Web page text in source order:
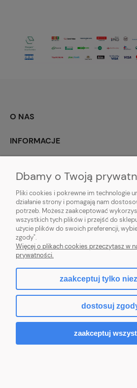
O NAS
INFORMACJE
POMOC
Hurtownia kosmetyczna Zby-Mal | ul.
Wlkp. | NIP: 5992806699 | Tel.698 35
Sklep internetowy
Dbamy o Twoją
Pliki cookies i pokrewne im technologie
działanie strony i pomagają nam
potrzeb. Możesz zaakceptować
wszystkich tych plików i przejść do
użycie plików do swoich preferencji,
zgody".
Więcej o plikach cookies przeczytasz w
prywatności.
zaakceptuj tylko
dostosuj
zaakceptuj